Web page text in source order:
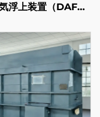
浮上装置（DAF）